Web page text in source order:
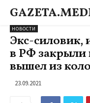
НОВОСТИ
Экс-силовик,
в РФ закрыли
вышел из
23.09.2021